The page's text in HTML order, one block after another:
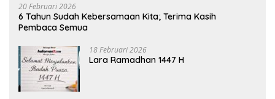
20 Februari 2026
6 Tahun Sudah Kebersamaan Kita; Terima Kasih
Pembaca Semua
18 Februari 2026
Lara Ramadhan 1447 H